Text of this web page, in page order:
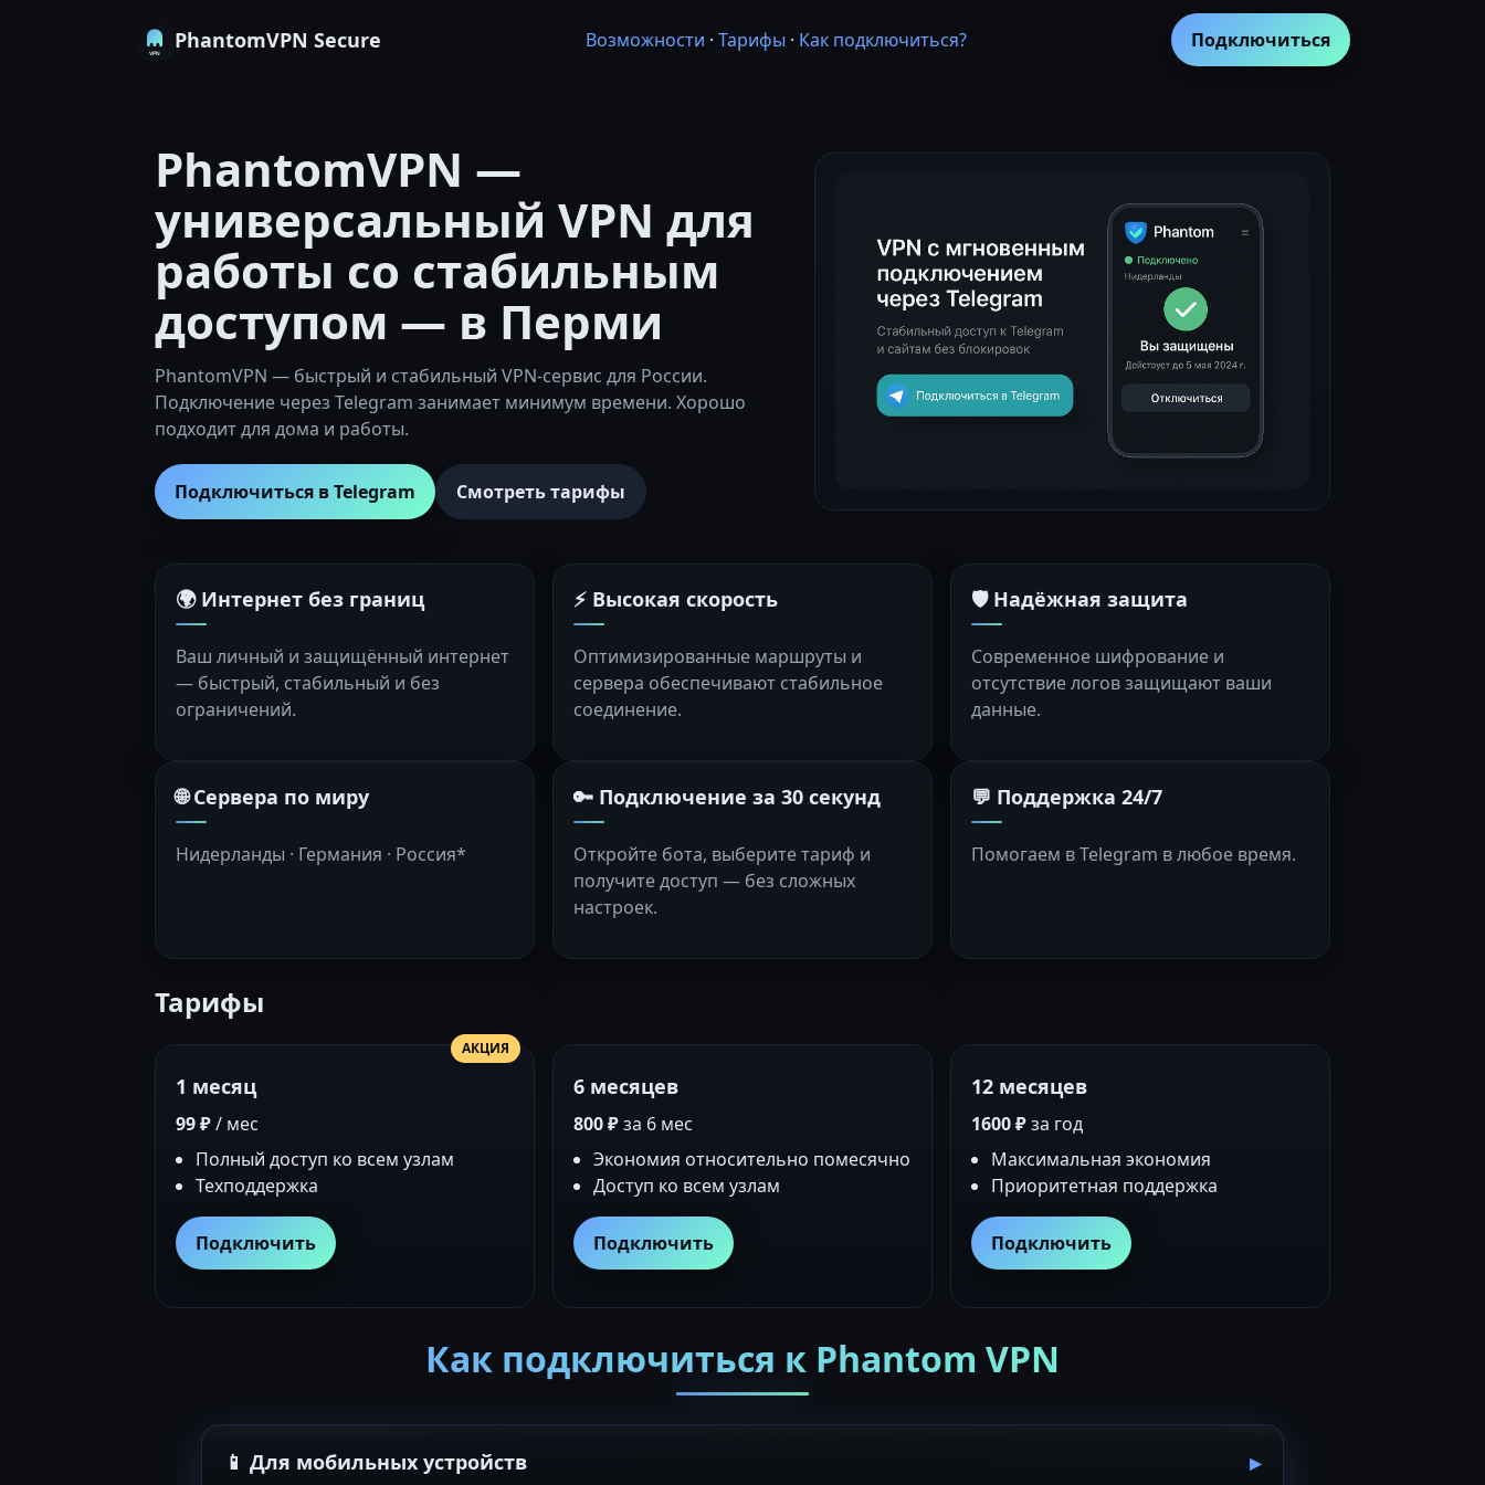
PhantomVPN Secure Возможности · Тарифы · Как подключиться? Подключиться
PhantomVPN —
универсальный VPN для
работы со стабильным
доступом — в Перми
PhantomVPN — быстрый и стабильный VPN-сервис для России.
Подключение через Telegram занимает минимум времени. Хорошо
подходит для дома и работы.
Подключиться в Telegram Смотреть тарифы
🌍 Интернет без границ
Ваш личный и защищённый интернет
— быстрый, стабильный и без
ограничений.
⚡ Высокая скорость
Оптимизированные маршруты и
сервера обеспечивают стабильное
соединение.
🛡️ Надёжная защита
Современное шифрование и
отсутствие логов защищают ваши
данные.
🌐 Сервера по миру
Нидерланды · Германия · Россия*
🔑 Подключение за 30 секунд
Откройте бота, выберите тариф и
получите доступ — без сложных
настроек.
💬 Поддержка 24/7
Помогаем в Telegram в любое время.
Тарифы
АКЦИЯ
1 месяц
99 ₽/ мес
Полный доступ ко всем узлам
Техподдержка
Подключить
6 месяцев
800 ₽за 6 мес
Экономия относительно помесячно
Доступ ко всем узлам
Подключить
12 месяцев
1600 ₽за год
Максимальная экономия
Приоритетная поддержка
Подключить
Как подключиться к Phantom VPN
📱 Для мобильных устройств